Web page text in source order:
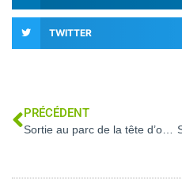
TWITTER
PRÉCÉDENT